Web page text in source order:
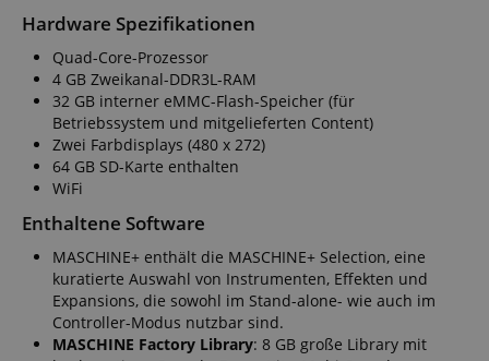
Hardware Spezifikationen
Quad-Core-Prozessor
4 GB Zweikanal-DDR3L-RAM
32 GB interner eMMC-Flash-Speicher (für
Betriebssystem und mitgelieferten Content)
Zwei Farbdisplays (480 x 272)
64 GB SD-Karte enthalten
WiFi
Enthaltene Software
MASCHINE+ enthält die MASCHINE+ Selection, eine
kuratierte Auswahl von Instrumenten, Effekten und
Expansions, die sowohl im Stand-alone- wie auch im
Controller-Modus nutzbar sind.
MASCHINE Factory Library: 8 GB große Library mit